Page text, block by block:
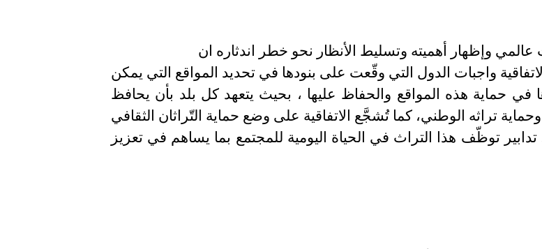
وإظهار أهميته وتسليط الأنظار نحو خطر اندثاره ان
واجبات الدول التي وقّعت على بنودها في تحديد المواقع التي يمكن
في حماية هذه المواقع والحفاظ عليها ، بحيث يتعهد كل بلد بأن يحافظ
تراثه الوطني، كما تُشجَّع الاتفاقية على وضع حماية التّراثان الثقافي
توظّف هذا التراث في الحياة اليومية للمجتمع بما يساهم في تعزيز